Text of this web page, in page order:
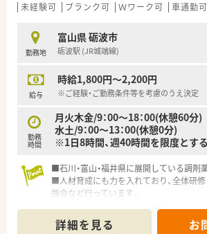
未経験可 ブランク可 Ｗワーク可 車通勤可
勤務地
富山県 砺波市
砺波駅 (JR城端線)
給与
時給1,800円～2,200円
※ご経験・ご勤務条件等を考慮のうえ決定
勤務
時間
月火木金/9：00～18：00(休憩60分)
水土/9：00～13：00(休憩0分)
※1日8時間、週40時間を限度とす
■石川・富山・福井県に展開している調剤
■人材育成にも力を入れており、全体研修
強会など行っています。
詳細を見る お